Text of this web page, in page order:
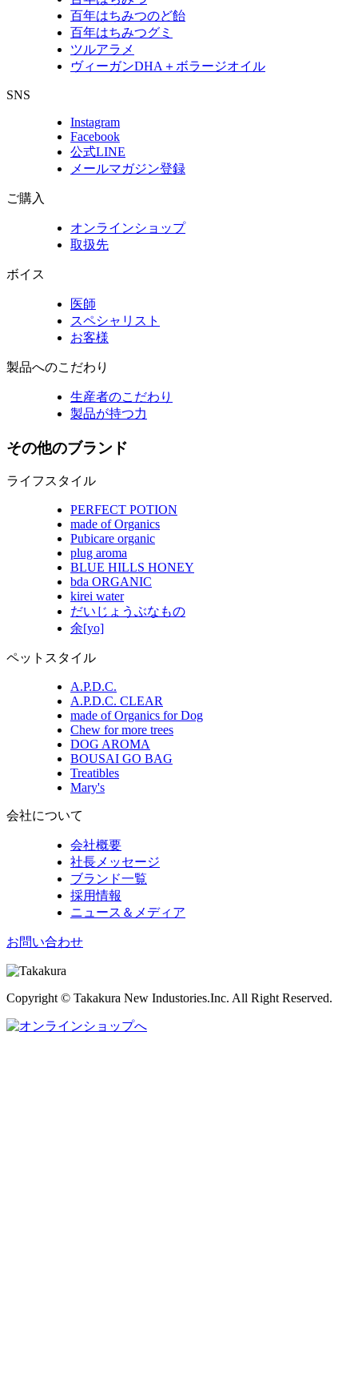
百年はちみつのど飴
百年はちみつグミ
ツルアラメ
ヴィーガンDHA＋ボラージオイル
SNS
Instagram
Facebook
公式LINE
メールマガジン登録
ご購入
オンラインショップ
取扱先
ボイス
医師
スペシャリスト
お客様
製品へのこだわり
生産者のこだわり
製品が持つ力
その他のブランド
ライフスタイル
PERFECT POTION
made of Organics
Pubicare organic
plug aroma
BLUE HILLS HONEY
bda ORGANIC
kirei water
だいじょうぶなもの
余[yo]
ペットスタイル
A.P.D.C.
A.P.D.C. CLEAR
made of Organics for Dog
Chew for more trees
DOG AROMA
BOUSAI GO BAG
Treatibles
Mary's
会社について
会社概要
社長メッセージ
ブランド一覧
採用情報
ニュース＆メディア
お問い合わせ
Copyright © Takakura New Industories.Inc. All Right Reserved.